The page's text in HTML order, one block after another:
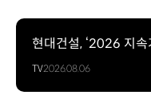
현대건설, ‘2026 지
TV2026.08.06